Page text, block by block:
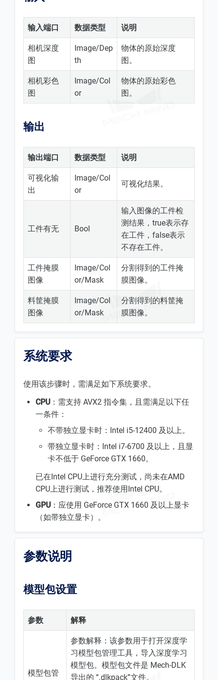
输入端口 数据类型 说明
相机深度
图
Image/Dep
th
物体的原始深度
图。
相机彩色
图
Image/Col
or
物体的原始彩色
图。
输出
输出端口 数据类型 说明
可视化输
出
Image/Col
or
可视化结果。
工件有无 Bool
输入图像的工件检
测结果，true表示存
在工件，false表示
不存在工件。
工件掩膜
图像
Image/Col
or/Mask
分割得到的工件掩
膜图像。
料筐掩膜
图像
Image/Col
or/Mask
分割得到的料筐掩
膜图像。
系统要求
使用该步骤时，需满足如下系统要求。
CPU：需支持 AVX2 指令集，且需满足以下任
一条件：
不带独立显卡时：Intel i5-12400 及以上。
带独立显卡时：Intel i7-6700 及以上，且显
卡不低于 GeForce GTX 1660。
已在Intel CPU上进行充分测试，尚未在AMD
CPU上进行测试，推荐使用Intel CPU。
GPU：应使用 GeForce GTX 1660 及以上显卡
（如带独立显卡）。
参数说明
模型包设置
参数 解释
模型包管
参数解释：该参数用于打开深度学
习模型包管理工具，导入深度学习
模型包。模型包文件是 Mech-DLK
导出的 “.dlkpack”文件。